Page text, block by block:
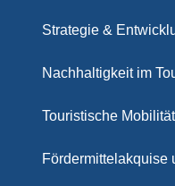
Strategie &
Nachhaltigkeit im
Touristische
Fördermittelakquise